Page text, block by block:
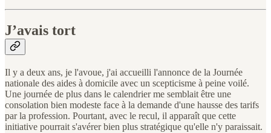
J’avais tort
Il y a deux ans, je l'avoue, j'ai accueilli l'annonce de la Journée
nationale des aides à domicile avec un scepticisme à peine voilé.
Une journée de plus dans le calendrier me semblait être une
consolation bien modeste face à la demande d'une hausse des tarifs
par la profession. Pourtant, avec le recul, il apparaît que cette
initiative pourrait s'avérer bien plus stratégique qu'elle n'y paraissait.